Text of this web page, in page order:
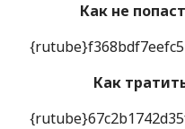
Как не
Как